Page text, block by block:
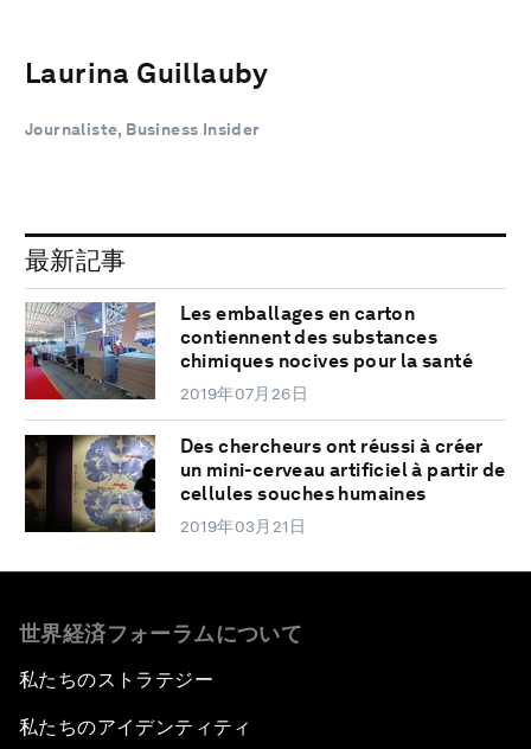
Laurina Guillauby
Journaliste, Business Insider
最新記事
Les emballages en carton
contiennent des substances
chimiques nocives pour la santé
2019年07月26日
Des chercheurs ont réussi à créer
un mini-cerveau artificiel à partir de
cellules souches humaines
2019年03月21日
世界経済フォーラムについて
私たちのストラテジー
私たちのアイデンティティ